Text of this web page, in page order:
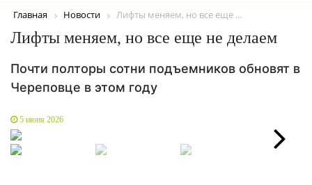
Главная Новости Лифты меняем, но все еще ...
Лифты меняем, но все еще не делаем
Почти полторы сотни подъемников обновят в
Череповце в этом году
5 июня 2026